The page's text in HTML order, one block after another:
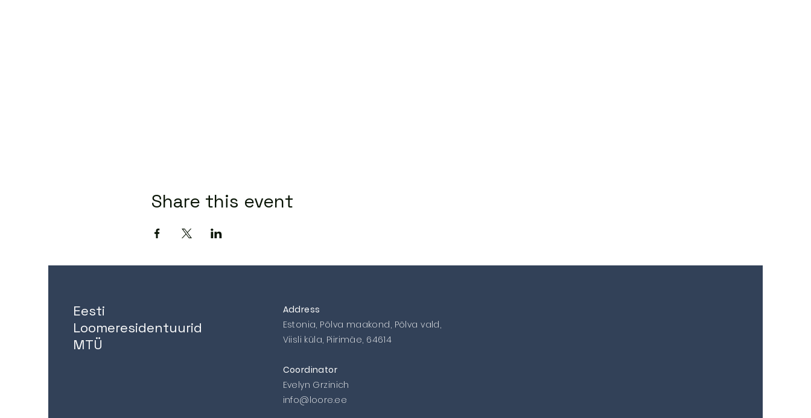
Share this event
Eesti
Loomeresidentuurid
MTÜ
Address
Estonia, Põlva maakond, Põlva vald,
Viisli küla, Piirimäe, 64614
Coordinator
Evelyn Grzinich
info@loore.ee